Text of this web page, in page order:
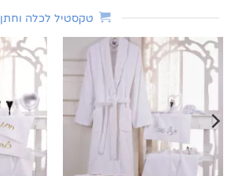
טקסטיל לכלה וחתן